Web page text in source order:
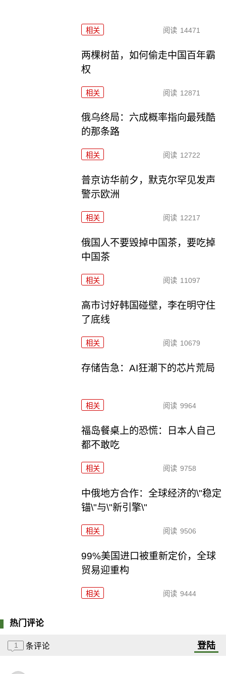
相关 阅读 14471
两棵树苗，如何偷走中国百年霸
权
相关 阅读 12871
俄乌终局：六成概率指向最残酷
的那条路
相关 阅读 12722
普京访华前夕，默克尔罕见发声
警示欧洲
相关 阅读 12217
俄国人不要毁掉中国茶，要吃掉
中国茶
相关 阅读 11097
高市讨好韩国碰壁，李在明守住
了底线
相关 阅读 10679
存储告急：AI狂潮下的芯片荒局
相关 阅读 9964
福岛餐桌上的恐慌：日本人自己
都不敢吃
相关 阅读 9758
中俄地方合作：全球经济的\"稳定
锚\"与\"新引擎\"
相关 阅读 9506
99%美国进口被重新定价，全球
贸易迎重构
相关 阅读 9444
热门评论
1 条评论 登陆